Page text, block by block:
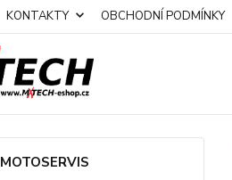
KONTAKTY OBCHODNÍ PODMÍNKY
MOTOSERVIS